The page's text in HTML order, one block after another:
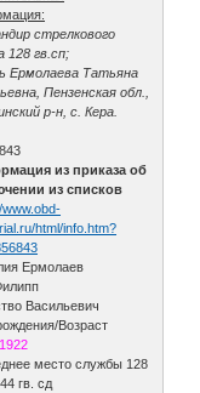
стрелкового
128 гв.сп;
Ермолаева Татьяна
Пензенская обл.,
р-н, с. Кера.
из приказа об
из списков
html/info.htm?
Ермолаев
Васильевич
Возраст
место службы 128
гв. сд